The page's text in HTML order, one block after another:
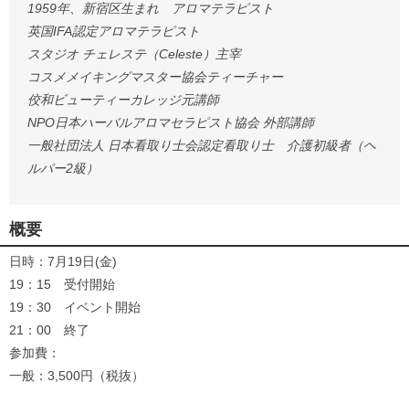
1959年、新宿区生まれ アロマテラピスト
英国IFA認定アロマテラピスト
スタジオ チェレステ（Celeste）主宰
コスメメイキングマスター協会ティーチャー
佼和ビューティーカレッジ元講師
NPO日本ハーバルアロマセラピスト協会 外部講師
一般社団法人 日本看取り士会認定看取り士 介護初級者（ヘ
ルパー2級）
概要
日時：7月19日(金)
19：15 受付開始
19：30 イベント開始
21：00 終了
参加費：
一般：3,500円（税抜）